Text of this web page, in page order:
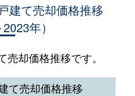
建て売却価格推移
年）
却価格推移です。
て売却価格推移